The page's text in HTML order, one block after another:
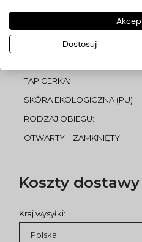
W ZESTAWIE:
TAPICERKA:
SKÓRA EKOLOGICZNA (PU)
RODZAJ OBIEGU:
OTWARTY + ZAMKNIĘTY
Koszty dostawy
Kraj wysyłki:
Dostosuj